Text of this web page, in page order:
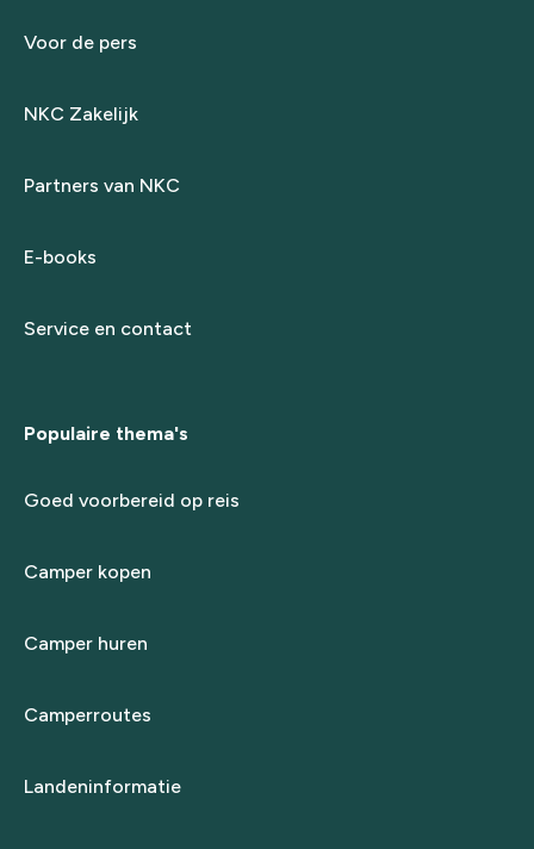
Voor de pers
NKC Zakelijk
Partners van NKC
E-books
Service en contact
Populaire thema's
Goed voorbereid op reis
Camper kopen
Camper huren
Camperroutes
Landeninformatie